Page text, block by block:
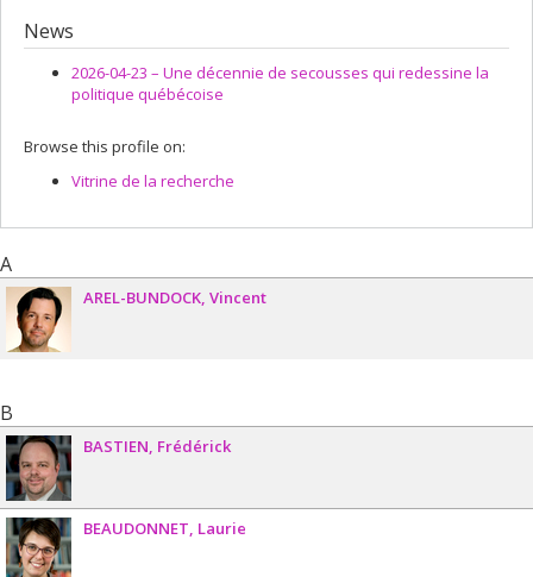
News
2026-04-23 – Une décennie de secousses qui redessine la
politique québécoise
Browse this profile on:
Vitrine de la recherche
A
AREL-BUNDOCK Vincent
B
BASTIEN Frédérick
BEAUDONNET Laurie